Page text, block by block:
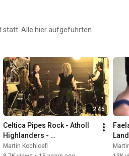
statt. Alle hier aufgeführten
2:45
Celtica Pipes Rock - Atholl
Highlanders -
Stadtspektakel 2010
Martin Kochloefl